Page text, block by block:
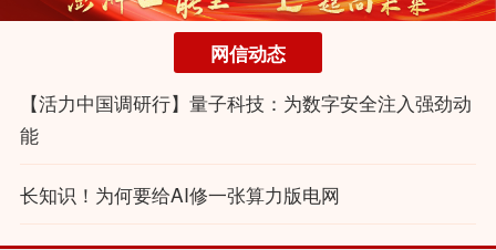
网信动态
【活力中国调研行】量子科技：为数字安全注入强劲动
能
长知识！为何要给AI修一张算力版电网